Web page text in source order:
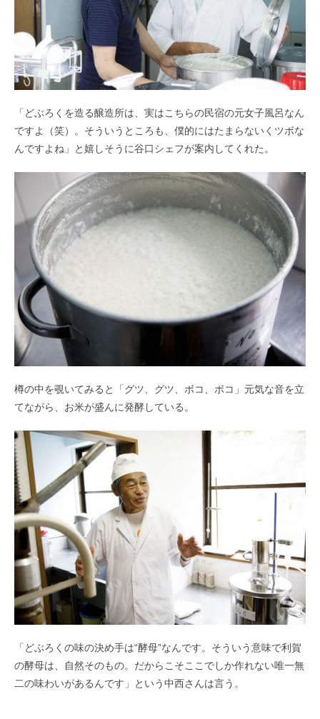
「どぶろくを造る醸造所は、実はこちらの民宿の元女子風呂なん
ですよ（笑）。そういうところも、僕的にはたまらないくツボな
んですよね」と嬉しそうに谷口シェフが案内してくれた。
樽の中を覗いてみると「グツ、グツ、ボコ、ボコ」元気な音を立
てながら、お米が盛んに発酵している。
「どぶろくの味の決め手は“酵母”なんです。そういう意味で利賀
の酵母は、自然そのもの。だからこそここでしか作れない唯一無
二の味わいがあるんです」という中西さんは言う。